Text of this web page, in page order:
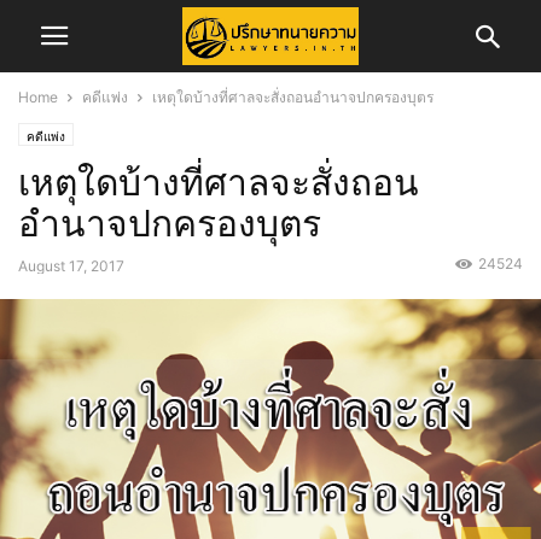
Home คดีแพ่ง เหตุใดบ้างที่ศาลจะสั่งถอนอำนาจปกครองบุตร
คดีแพ่ง
เหตุใดบ้างที่ศาลจะสั่งถอน
อำนาจปกครองบุตร
August 17, 2017 24524